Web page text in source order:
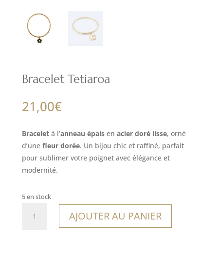
Bracelet Tetiaroa
21,00€
Braceletà l’anneau épaisen acier doré lisse, orné
d’unefleur dorée. Un bijou chic et raffiné, parfait
pour sublimer votre poignet avec élégance et
modernité.
5 en stock
AJOUTER AU PANIER